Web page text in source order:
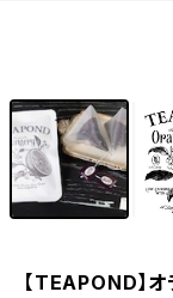
【TEAPOND】